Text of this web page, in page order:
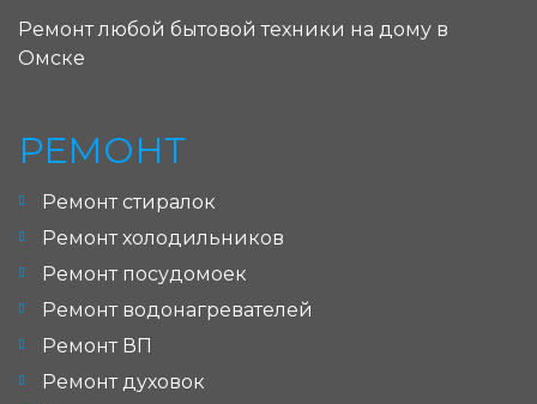
Ремонт любой бытовой техники на дому в
Омске
РЕМОНТ
Ремонт стиралок
Ремонт холодильников
Ремонт посудомоек
Ремонт водонагревателей
Ремонт ВП
Ремонт духовок